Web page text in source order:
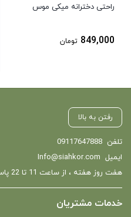
راحتی دخترانه میکی موس
849,000 تومان
رفتن به بالا
تلفن 09117647888
ایمیل Info@siahkor.com
هفت روز هفته ، از ساعت 11 تا 22 پاسخگوی شما هستیم.
خدمات مشتریان